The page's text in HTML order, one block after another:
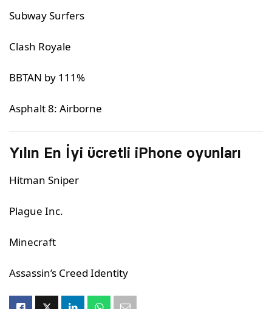
Subway Surfers
Clash Royale
BBTAN by 111%
Asphalt 8: Airborne
Yılın En İyi ücretli iPhone oyunları
Hitman Sniper
Plague Inc.
Minecraft
Assassin’s Creed Identity